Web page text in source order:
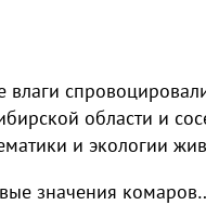
области и
и экологии
значения